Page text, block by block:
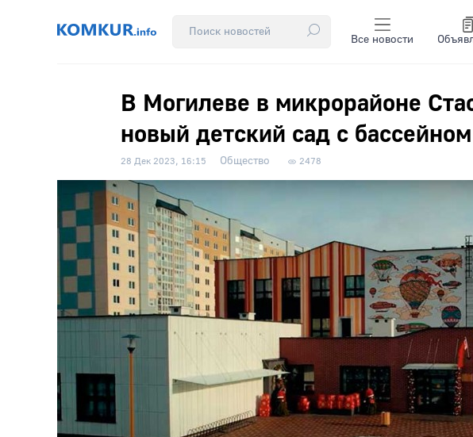
Все новости
В Могилеве в микрорайоне
новый детский сад с бассейном
28 Дек 2023, 16:15 Общество 2478